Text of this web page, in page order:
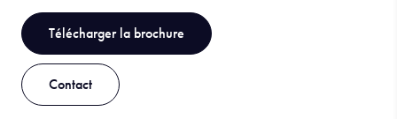
Télécharger la brochure
Contact